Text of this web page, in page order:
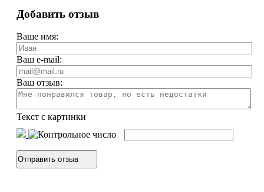
Добавить отзыв
Ваше имя:
Ваш e-mail:
Ваш отзыв:
Текст с картинки